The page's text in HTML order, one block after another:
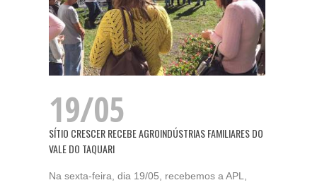
19/05
SÍTIO CRESCER RECEBE AGROINDÚSTRIAS FAMILIARES DO
VALE DO TAQUARI
Na sexta-feira, dia 19/05, recebemos a APL,